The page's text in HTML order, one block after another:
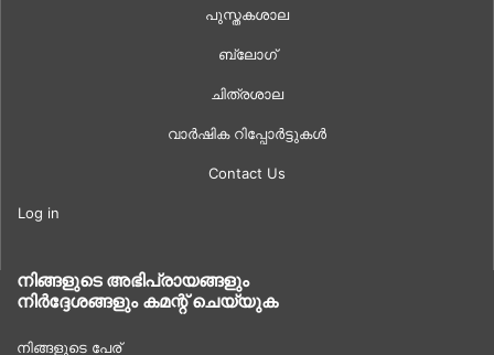
പുസ്തകശാല
ബ്ലോഗ്
ചിത്രശാല
വാർഷിക റിപ്പോർട്ടുകൾ
Contact Us
Log in
നിങ്ങളുടെ അഭിപ്രായങ്ങളും
നിർദ്ദേശങ്ങളും കമന്റ് ചെയ്യുക
നിങ്ങളുടെ പേര്